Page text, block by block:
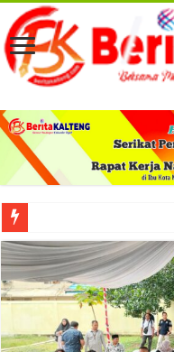
Viral! Selama Dua Bulan Lebih